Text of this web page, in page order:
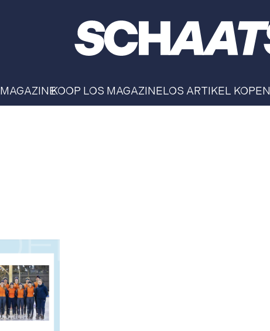
MAGAZINEKOOP LOS MAGAZINELOS ARTIKEL KOPEN